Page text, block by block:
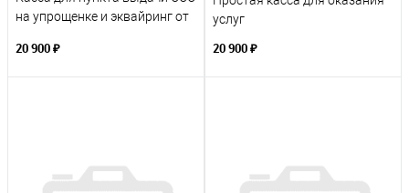
на упрощенке и эквайринг от
20 900 ₽
услуг
20 900 ₽